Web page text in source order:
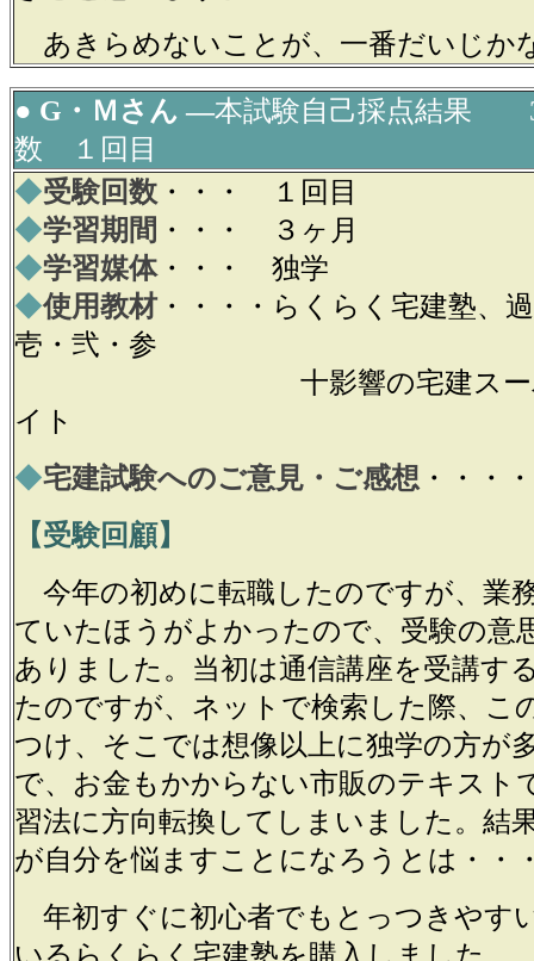
あきらめないことが、一番だいじか
● G・Ｍさん ―本試験自己採点結果
数 １回目
◆受験回数 ・・・ １回目
◆学習期間 ・・・ ３ヶ月
◆学習媒体・・・ 独学
◆使用教材・・・・らくらく宅建塾、
壱・弐・参
十影響の宅建スーパー
イト
◆宅建試験へのご意見・ご感想 ・・・・
【受験回顧】
今年の初めに転職したのですが、業
ていたほうがよかったので、受験の意
ありました。当初は通信講座を受講す
たのですが、ネットで検索した際、こ
つけ、そこでは想像以上に独学の方が
で、お金もかからない市販のテキスト
習法に方向転換してしまいました。結
が自分を悩ますことになろうとは・・
年初すぐに初心者でもとっつきやす